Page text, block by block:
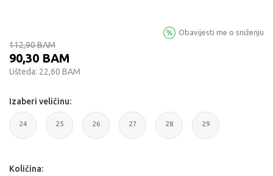
112,90BAM
90,30 BAM
Ušteda: 22,60 BAM
Obavijesti me o sniženju
Izaberi veličinu:
24 25 26 27 28 29
Količina: